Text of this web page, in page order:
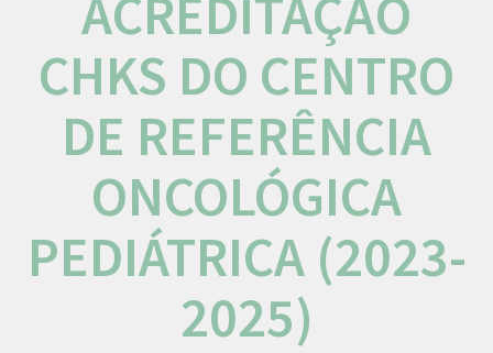
ACREDITAÇÃO
CHKS DO CENTRO
DE REFERÊNCIA
ONCOLÓGICA
PEDIÁTRICA (2023-
2025)